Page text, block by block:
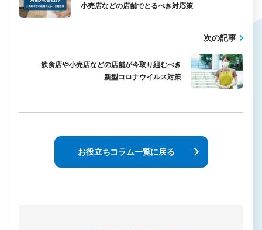
小売店などの店舗でとるべき対応策
次の記事
飲食店や小売店などの店舗が今取り組むべき
新型コロナウイルス対策
お役立ちコラム一覧に戻る